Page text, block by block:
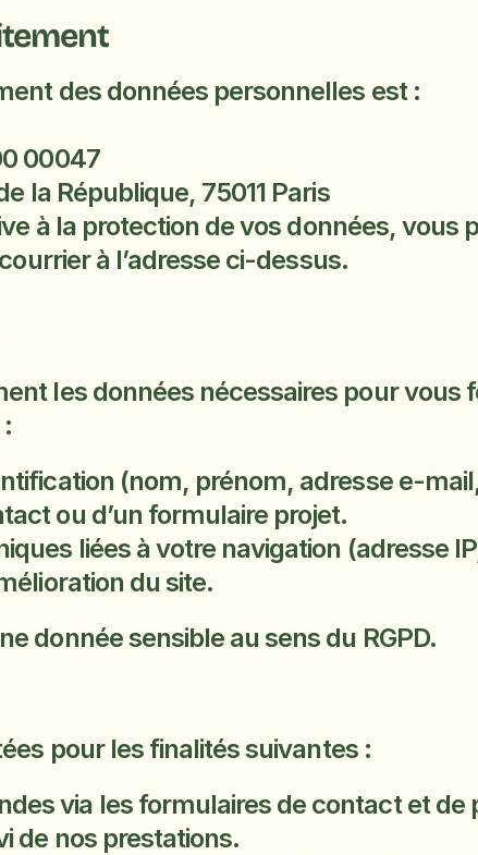
des données personnelles est :
00047
la République, 75011 Paris
à la protection de vos données, vous
à l’adresse ci-dessus.
les données nécessaires pour vous
(nom, prénom, adresse e-
ou d’un formulaire projet.
liées à votre navigation (adresse
du site.
donnée sensible au sens du RGPD.
pour les finalités suivantes :
via les formulaires de contact et de
de nos prestations.